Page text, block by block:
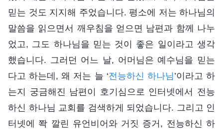
믿는 것도 지지해 주었습니다. 평소에 저는 하나님의
말씀을 읽으면서 깨우침을 얻으면 남편과 함께 나누
었고, 그도 하나님을 믿는 것이 좋은 일이라고 생각
했습니다. 그러던 어느 날, 어머님은 예수님을 믿는
다고 하는데, 왜 저는 늘 ‘전능하신 하나님’이라고 하
는지 궁금해진 남편이 호기심으로 인터넷에서 전능
하신 하나님 교회를 검색하게 되었습니다. 그리고 인
터넷에 쫙 깔린 유언비어와 거짓 증거, 전능하신 하